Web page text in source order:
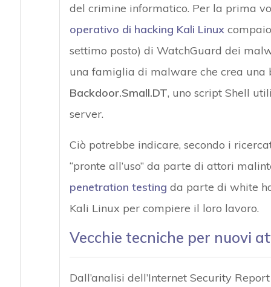
del crimine informatico. Per la prima
operativo di hacking Kali Linux
settimo posto) di WatchGuard dei
una famiglia di malware che crea una
Backdoor.Small.DT, uno script Shell
server.
Ciò potrebbe indicare, secondo i
“pronte all’uso” da parte di attori
penetration testing da parte di white
Kali Linux per compiere il loro lavoro.
Vecchie tecniche per nuovi
Dall’analisi dell’Internet Security